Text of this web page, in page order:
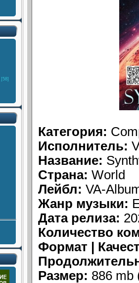
[58]
Категория:
Исполнитель:
Название:
Страна: World
Лейбл: VA-
Жанр музыки:
Дата релиза:
Количество
Формат |
Размер: 886 mb